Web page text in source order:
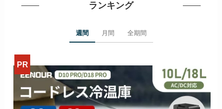
ランキング
週間 月間 全期間